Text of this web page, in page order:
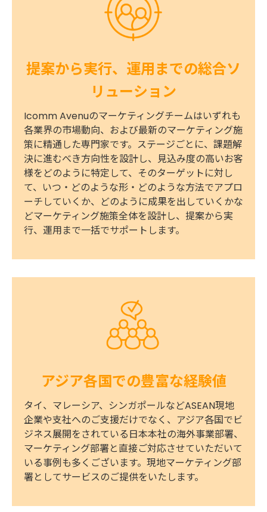
提案から実行、運用までの総合ソ
リューション
Icomm Avenuのマーケティングチームはいずれも
各業界の市場動向、および最新のマーケティング施
策に精通した専門家です。ステージごとに、課題解
決に進むべき方向性を設計し、見込み度の高いお客
様をどのように特定して、そのターゲットに対し
て、いつ・どのような形・どのような方法でアプロ
ーチしていくか、どのように成果を出していくかな
どマーケティング施策全体を設計し、提案から実
行、運用まで一括でサポートします。
アジア各国での豊富な経験値
タイ、マレーシア、シンガポールなどASEAN現地
企業や支社へのご支援だけでなく、アジア各国でビ
ジネス展開をされている日本本社の海外事業部署、
マーケティング部署と直接ご対応させていただいて
いる事例も多くございます。現地マーケティング部
署としてサービスのご提供をいたします。